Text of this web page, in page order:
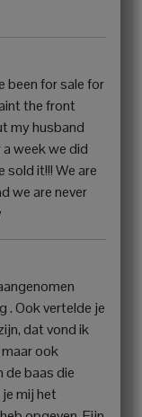
been for sale for
the front
my husband
week we did
it!!! We are
we are never
. Ook vertelde je
dat vond ik
ook
de baas die
mij het